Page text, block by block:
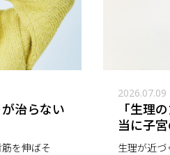
治らない
を伸ばそ
2026.07.09
「生理
当に子
生理が近づ